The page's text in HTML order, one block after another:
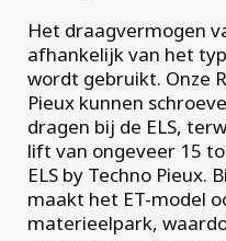
en stabilisatie
Houten
skeletbouw
(HSB)
Alle
soorten
projecten
Technische
documenten
Installatieapparatuur
Het draagvermogen
afhankelijk van het
wordt gebruikt. Onze
Pieux kunnen
dragen bij de ELS,
lift van ongeveer 15
ELS by Techno Pieux.
maakt het ET-model
materieelpark,